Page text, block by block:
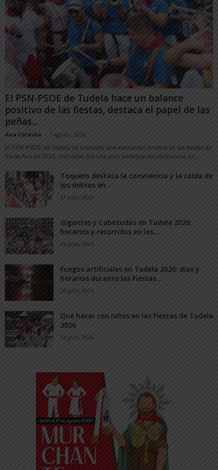
El PSN-PSOE de Tudela hace un balance
positivo de las fiestas, destaca el papel de las
peñas...
Ana Córdoba - 1 agosto, 2026
El PSN-PSOE de Tudela ha realizado una valoración positiva de las fiestas de
Santa Ana de 2026, marcadas por una gran participación ciudadana, un...
Toquero destaca la convivencia y la caída de
los delitos en...
31 julio, 2026
Gigantes y Cabezudos en Tudela 2026:
horarios y recorridos en las...
25 julio, 2026
Fuegos artificiales en Tudela 2026: días y
horarios durante las Fiestas...
24 julio, 2026
Qué hacer con niños en las Fiestas de Tudela
2026
23 julio, 2026